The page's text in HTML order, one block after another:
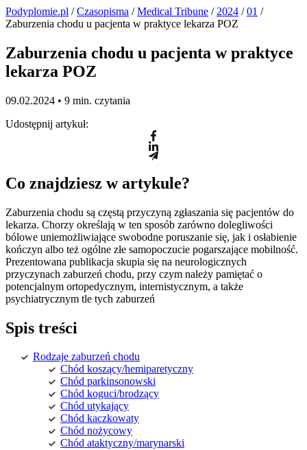
Podyplomie.pl /Czasopisma /Medical Tribune / 2024 /01 /
Zaburzenia chodu u pacjenta w praktyce lekarza POZ
Zaburzenia chodu u pacjenta w praktyce
lekarza POZ
09.02.2024 • 9 min. czytania
Udostępnij artykuł:
Co znajdziesz w artykule?
Zaburzenia chodu są częstą przyczyną zgłaszania się pacjentów do
lekarza. Chorzy określają w ten sposób zarówno dolegliwości
bólowe uniemożliwiające swobodne poruszanie się, jak i osłabienie
kończyn albo też ogólne złe samopoczucie pogarszające mobilność.
Prezentowana publikacja skupia się na neurologicznych
przyczynach zaburzeń chodu, przy czym należy pamiętać o
potencjalnym ortopedycznym, internistycznym, a także
psychiatrycznym tle tych zaburzeń
Spis treści
Rodzaje zaburzeń chodu
Chód koszący/hemiparetyczny
Chód parkinsonowski
Chód koguci/brodzący
Chód utykający
Chód kaczkowaty
Chód nożycowy
Chód ataktyczny/marynarski